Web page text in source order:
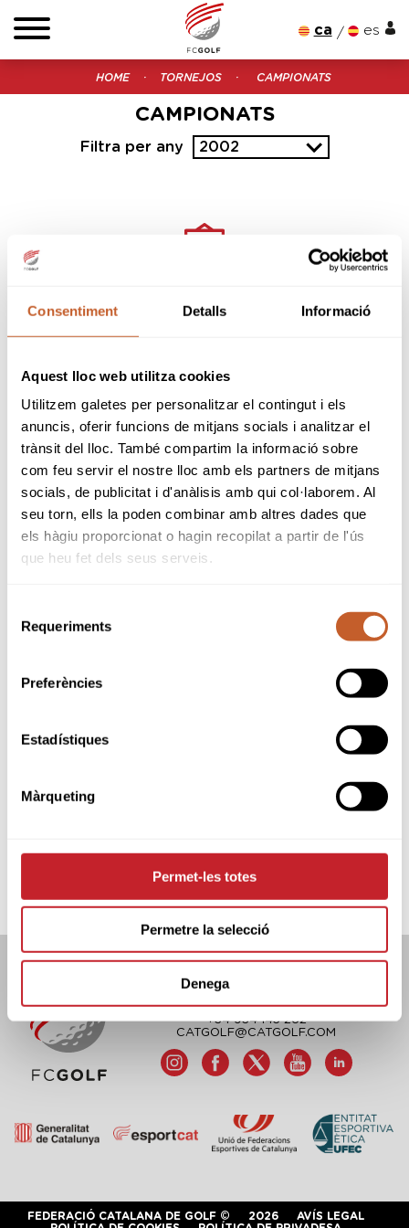
Consentiment Detalls Informació
Aquest lloc web utilitza cookies
Utilitzem galetes per personalitzar el contingut i els
anuncis, oferir funcions de mitjans socials i analitzar el
trànsit del lloc. També compartim la informació sobre
com feu servir el nostre lloc amb els partners de mitjans
socials, de publicitat i d'anàlisis amb qui col·laborem. Al
seu torn, ells la poden combinar amb altres dades que
els hàgiu proporcionat o hagin recopilat a partir de l'ús
que heu fet dels seus serveis.
Requeriments
Preferències
Estadístiques
Màrqueting
Permet-les totes
Permetre la selecció
Denega
ca es
HOME TORNEJOS CAMPIONATS
CAMPIONATS
Filtra per any 2002
Vols estar al dia?
Subscriu-te a la nostra newsletter
Accepto
les condicions d’ús de la inscripció en
la newsletter de Federació Catalana De Golf.
He llegit i accepto la Política de Privacitat
FEDERACIÓ CATALANA DE GOLF
C/TUSET 32, 8ÈNA PLANTA. 08006 BCN
+34 934 145 262
CATGOLF@CATGOLF.COM
FEDERACIÓ CATALANA DE GOLF © 2026
AVÍS LEGAL